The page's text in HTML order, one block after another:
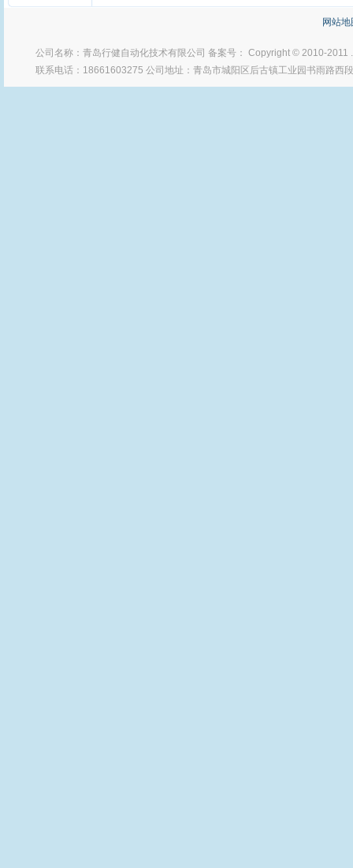
网站地
公司名称：青岛行健自动化技术有限公司 备案号： Copyright © 2010-2011
联系电话：18661603275 公司地址：青岛市城阳区后古镇工业园书雨路西